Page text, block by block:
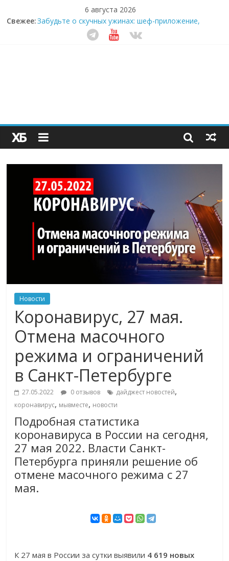
6 августа 2026
Свежее:Забудьте о скучных ужинах: шеф-приложение,
которое видит вашу еду насквозь
Небо зовёт: как бизнес на полётах дронов и
Секрет супергидратации: почему кокосовая вода с
пребиотиками становится главным трендом
здорового питания
Новости
Коронавирус, 27 мая.
Отмена масочного
режима и ограничений
в Санкт-Петербурге
27.05.2022 0 отзывов дайджест новостей,
коронавирус, мывместе, новости
Подробная статистика
коронавируса в России на сегодня,
27 мая 2022. Власти Санкт-
Петербурга приняли решение об
отмене масочного режима с 27
мая.
К 27 мая в России за сутки выявили 4 619 новых